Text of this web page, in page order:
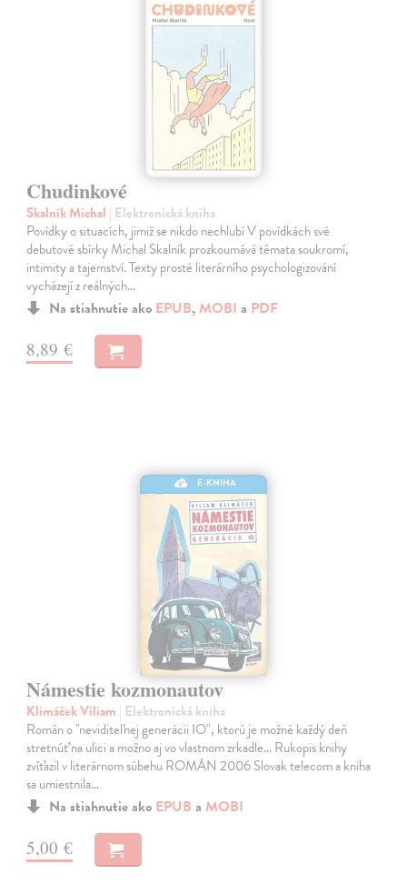
Chudinkové
Skalník Michal | Elektronická kniha
Povídky o situacích, jimiž se nikdo nechlubí V povídkách své
debutové sbírky Michal Skalník prozkoumává témata soukromí,
intimity a tajemství. Texty prosté literárního psychologizování
vycházejí z reálných…
Na stiahnutie ako EPUB, MOBI a PDF
8,89 €
E-KNIHA
Námestie kozmonautov
Klimáček Viliam | Elektronická kniha
Román o "neviditeľnej generácii IO", ktorú je možné každý deň
stretnúť na ulici a možno aj vo vlastnom zrkadle... Rukopis knihy
zvíťazil v literárnom súbehu ROMÁN 2006 Slovak telecom a kniha
sa umiestnila…
Na stiahnutie ako EPUB a MOBI
5,00 €